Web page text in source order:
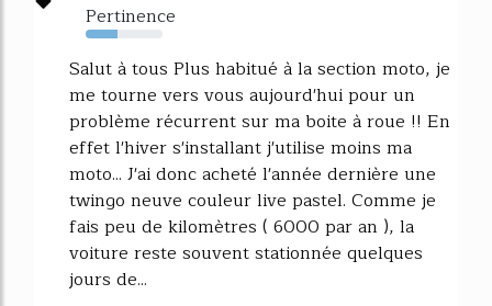
Pertinence
41%
Salut à tous Plus habitué à la section moto, je
me tourne vers vous aujourd'hui pour un
problème récurrent sur ma boite à roue !! En
effet l'hiver s'installant j'utilise moins ma
moto... J'ai donc acheté l'année dernière une
twingo neuve couleur live pastel. Comme je
fais peu de kilomètres ( 6000 par an ), la
voiture reste souvent stationnée quelques
jours de...